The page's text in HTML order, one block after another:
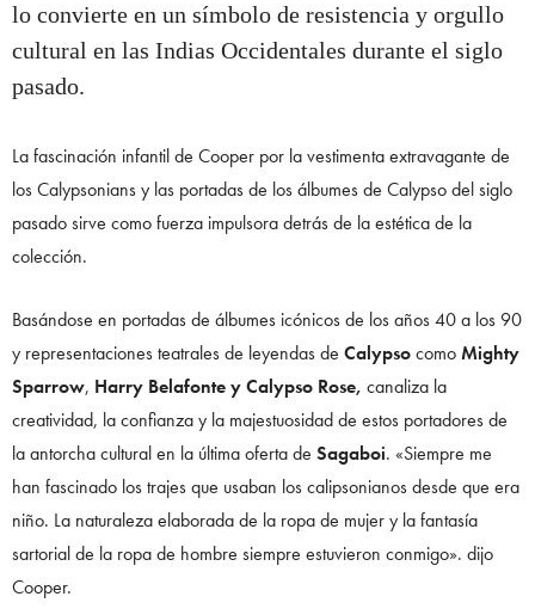
lo convierte en un símbolo de resistencia y orgullo
cultural en las Indias Occidentales durante el siglo
pasado.
La fascinación infantil de Cooper por la vestimenta extravagante de
los Calypsonians y las portadas de los álbumes de Calypso del siglo
pasado sirve como fuerza impulsora detrás de la estética de la
colección.
Basándose en portadas de álbumes icónicos de los años 40 a los 90
y representaciones teatrales de leyendas de CalypsocomoMighty
Sparrow, Harry Belafonte y Calypso Rose, canaliza la
creatividad, la confianza y la majestuosidad de estos portadores de
la antorcha cultural en la última oferta de Sagaboi. «Siempre me
han fascinado los trajes que usaban los calipsonianos desde que era
niño. La naturaleza elaborada de la ropa de mujer y la fantasía
sartorial de la ropa de hombre siempre estuvieron conmigo». dijo
Cooper.